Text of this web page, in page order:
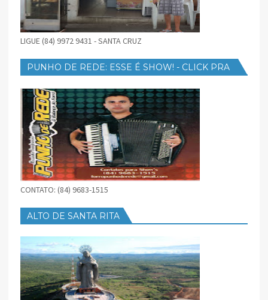
LIGUE (84) 9972 9431 - SANTA CRUZ
PUNHO DE REDE: ESSE É SHOW! - CLICK PRA
CONTATO: (84) 9683-1515
ALTO DE SANTA RITA